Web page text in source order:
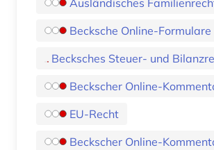
Becksche Online-Formulare
Becksches Steuer- und
Beckscher Online-
EU-Recht
Beckscher Online-